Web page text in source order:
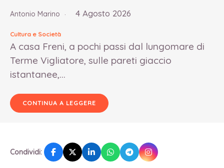
Antonio Marino 4 Agosto 2026
Cultura e Società
A casa Freni, a pochi passi dal lungomare di
Terme Vigliatore, sulle pareti giaccio
istantanee,...
CONTINUA A LEGGERE
Condividi: